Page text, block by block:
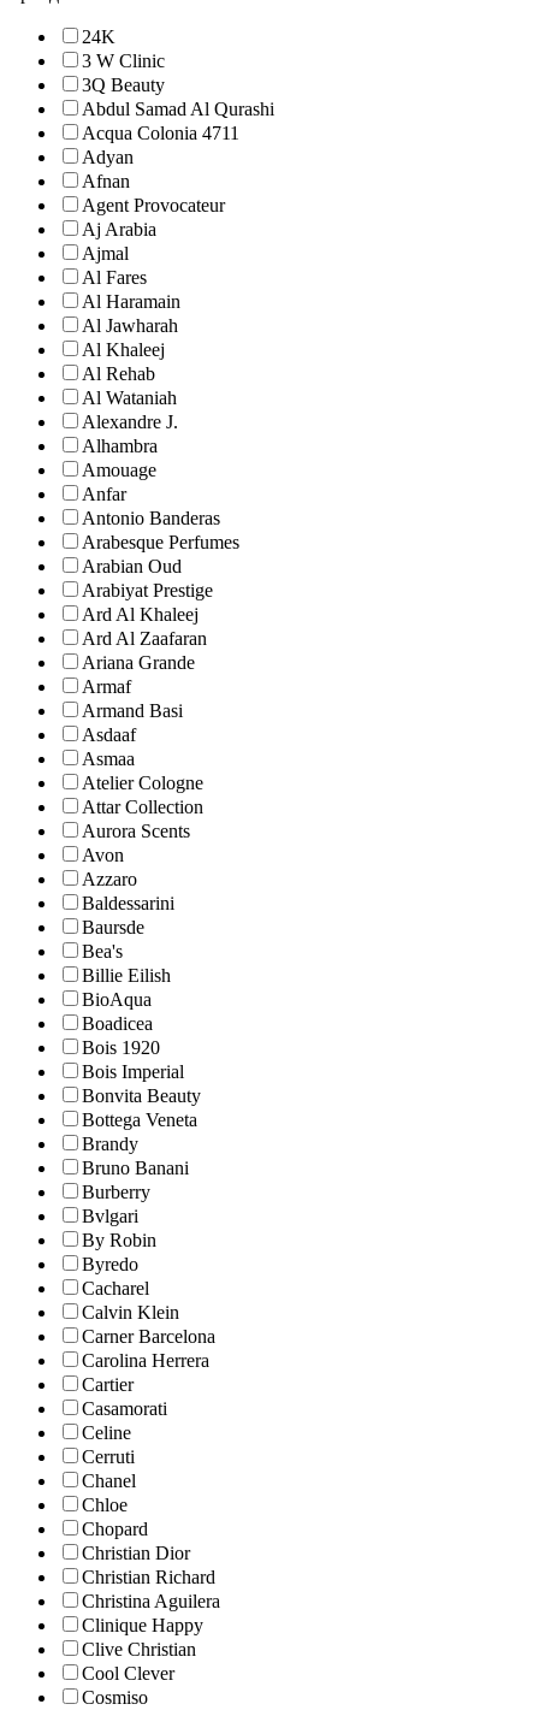
24K
3 W Clinic
3Q Beauty
Abdul Samad Al Qurashi
Acqua Colonia 4711
Adyan
Afnan
Agent Provocateur
Aj Arabia
Ajmal
Al Fares
Al Haramain
Al Jawharah
Al Khaleej
Al Rehab
Al Wataniah
Alexandre J.
Alhambra
Amouage
Anfar
Antonio Banderas
Arabesque Perfumes
Arabian Oud
Arabiyat Prestige
Ard Al Khaleej
Ard Al Zaafaran
Ariana Grande
Armaf
Armand Basi
Asdaaf
Asmaa
Atelier Cologne
Attar Collection
Aurora Scents
Avon
Azzaro
Baldessarini
Baursde
Bea's
Billie Eilish
BioAqua
Boadicea
Bois 1920
Bois Imperial
Bonvita Beauty
Bottega Veneta
Brandy
Bruno Banani
Burberry
Bvlgari
By Robin
Byredo
Cacharel
Calvin Klein
Carner Barcelona
Carolina Herrera
Cartier
Casamorati
Celine
Cerruti
Chanel
Chloe
Chopard
Christian Dior
Christian Richard
Christina Aguilera
Clinique Happy
Clive Christian
Cool Clever
Cosmiso